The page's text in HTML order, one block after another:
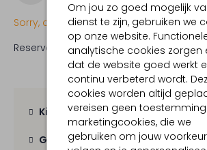
Om jou zo goed mogelijk
dienst te zijn, gebruiken we
op onze website.
analytische cookies zorgen
dat de website goed werkt
continu verbeterd wordt.
cookies worden altijd
vereisen geen
marketingcookies, die we
gebruiken om jouw
Sorry, dit item is momenteel (nog) niet
Reserveer direct in een van onze 19
Kies zelf je bezorgmoment
Gratis verzendingvanaf € 100,-